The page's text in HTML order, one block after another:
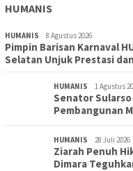
HUMANIS
HUMANIS 8 Agustus 2026
Pimpin Barisan Karnaval
Selatan Unjuk Prestasi
HUMANIS 1 Agustus
Senator
Pembangunan
HUMANIS 28 Juli 2026
Ziarah Penuh
Dimara